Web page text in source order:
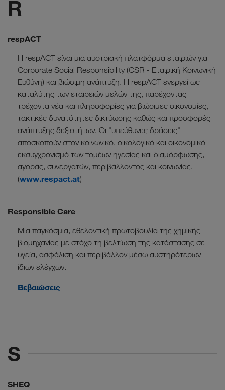
R
respACT
Η respACT είναι μια αυστριακή πλατφόρμα εταιριών για
Corporate Social Responsibility (CSR - Εταιρική Κοινωνική
Ευθύνη) και βιώσιμη ανάπτυξη. Η respACT ενεργεί ως
καταλύτης των εταιρειών μελών της, παρέχοντας
τρέχοντα νέα και πληροφορίες για βιώσιμες οικονομίες,
τακτικές δυνατότητες δικτύωσης καθώς και προσφορές
ανάπτυξης δεξιοτήτων. Οι "υπεύθυνες δράσεις"
αποσκοπούν στον κοινωνικό, οικολογικό και οικονομικό
εκσυγχρονισμό των τομέων ηγεσίας και διαμόρφωσης,
αγοράς, συνεργατών, περιβάλλοντος και κοινωνίας.
(www.respact.at)
Responsible Care
Μια παγκόσμια, εθελοντική πρωτοβουλία της χημικής
βιομηχανίας με στόχο τη βελτίωση της κατάστασης σε
υγεία, ασφάλιση και περιβάλλον μέσω αυστηρότερων
ίδιων ελέγχων.
Βεβαιώσεις
S
SHEQ